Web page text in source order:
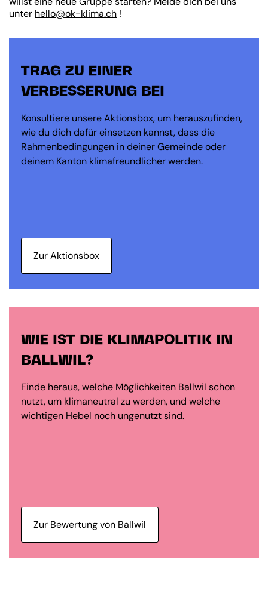
unter hello@ok-klima.ch !
TRAG ZU EINER
VERBESSERUNG BEI
Konsultiere unsere Aktionsbox, um herauszufinden,
wie du dich dafür einsetzen kannst, dass die
Rahmenbedingungen in deiner Gemeinde oder
deinem Kanton klimafreundlicher werden.
Zur Aktionsbox
WIE IST DIE KLIMAPOLITIK IN
BALLWIL?
Finde heraus, welche Möglichkeiten Ballwil schon
nutzt, um klimaneutral zu werden, und welche
wichtigen Hebel noch ungenutzt sind.
Zur Bewertung von Ballwil